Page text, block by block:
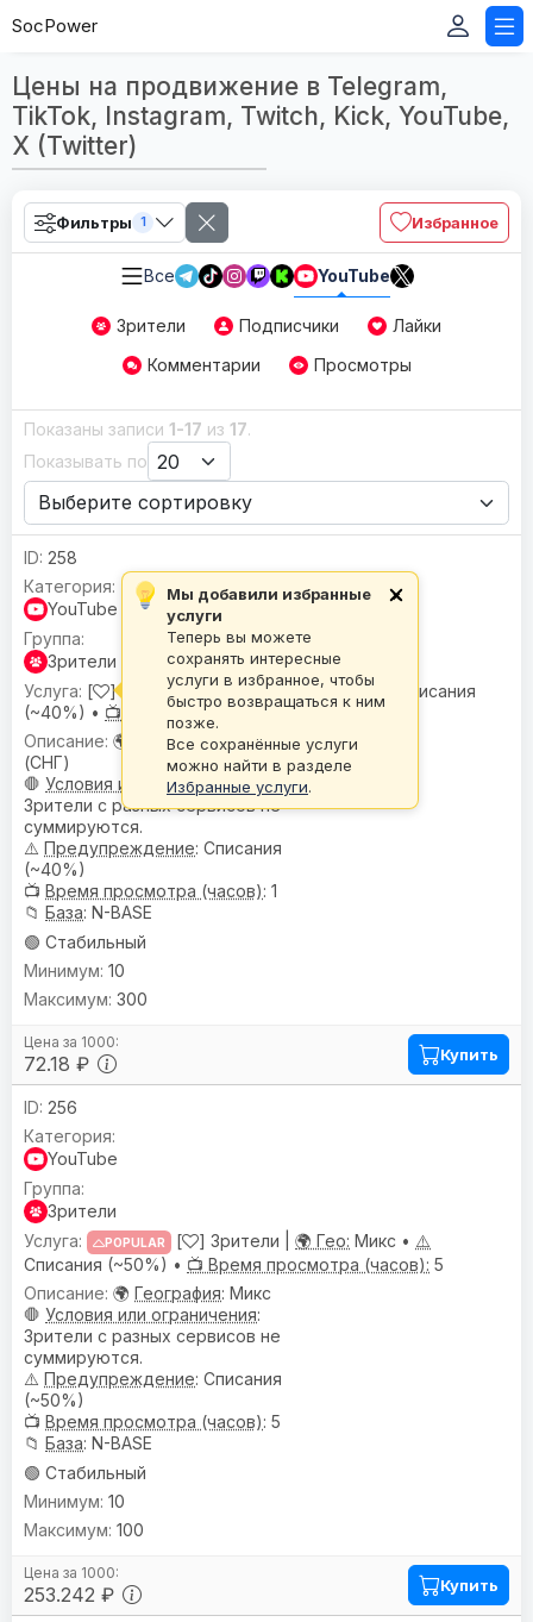
SocPower
Цены на продвижение в Telegram,
TikTok, Instagram, Twitch, Kick, YouTube,
X (Twitter)
Фильтры 1 Избранное
Все YouTube
Зрители Подписчики
Лайки
Комментарии
Просмотры
Показаны записи 1-17 из 17.
Показывать по
258
YouTube
Зрители
[
] Зрители | 🌍 Гео:Микс (СНГ) •
Списания
(~40%) • 📺 Время просмотра (часов):1
🌍
География: Микс
(СНГ)
🛑 Условия или ограничения:
Зрители с разных сервисов не
суммируются.
⚠️ Предупреждениe: Списания
(~40%)
📺 Время просмотра (часов): 1
📁 База: N-BASE
🟢 Стабильный
72.18 ₽
10
300
Купить
256
YouTube
Зрители
POPULAR [ ] Зрители | 🌍 Гео: Микс • ⚠️
Списания (~50%) • 📺 Время просмотра (часов): 5
🌍 География: Микс
🛑 Условия или ограничения:
Зрители с разных сервисов не
суммируются.
⚠️ Предупреждениe: Списания
(~50%)
📺 Время просмотра (часов): 5
📁 База: N-BASE
🟢 Стабильный
253.242 ₽
10
100
Купить
Мы добавили избранные
услуги
Теперь вы можете
сохранять интересные
услуги в избранное, чтобы
быстро возвращаться к ним
позже.
Все сохранённые услуги
можно найти в разделе
Избранные услуги.
×